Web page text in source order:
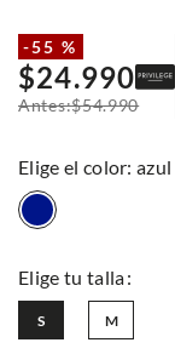
-55 %
$24.990
$54.990
: azul
M
S